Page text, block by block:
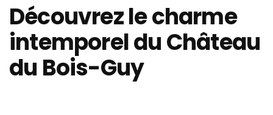
Découvrez le charme
intemporel du Château
du Bois-Guy